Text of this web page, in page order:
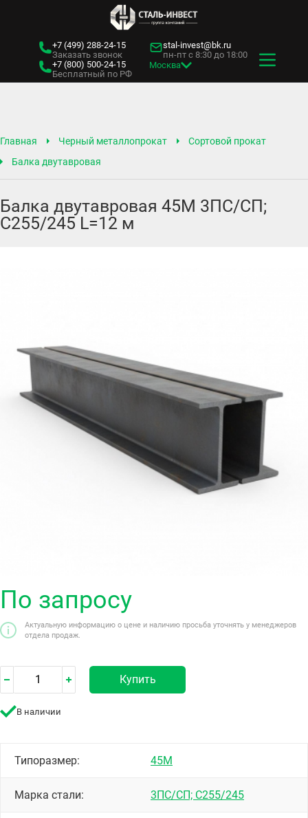
+7 (499) 288-24-15
Заказать звонок
+7 (800) 500-24-15
Бесплатный по РФ
stal-invest@bk.ru
пн-пт с 8:30 до 18:00
Москва
Главная Черный металлопрокат
Сортовой прокат
Балка двутавровая
Балка двутавровая 45М 3ПС/СП;
С255/245 L=12 м
По запросу
Актуальную информацию о цене и наличию просьба уточнять у менеджеров
отдела продаж.
Купить
В наличии
Типоразмер: 45М
Марка стали: 3ПС/СП; С255/245